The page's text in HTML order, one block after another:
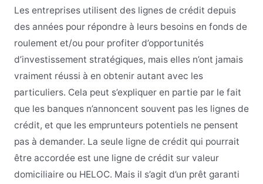
Les entreprises utilisent des lignes de crédit depuis
des années pour répondre à leurs besoins en fonds de
roulement et/ou pour profiter d’opportunités
d’investissement stratégiques, mais elles n’ont jamais
vraiment réussi à en obtenir autant avec les
particuliers. Cela peut s’expliquer en partie par le fait
que les banques n’annoncent souvent pas les lignes de
crédit, et que les emprunteurs potentiels ne pensent
pas à demander. La seule ligne de crédit qui pourrait
être accordée est une ligne de crédit sur valeur
domiciliaire ou HELOC. Mais il s’agit d’un prêt garanti